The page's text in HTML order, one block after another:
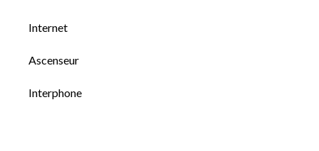
Internet
Ascenseur
Interphone